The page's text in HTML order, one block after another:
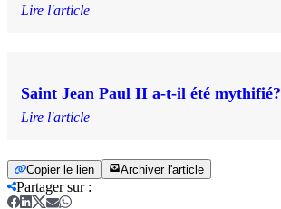
Lire l'article
Saint Jean Paul II a-t-il été mythifié?
Lire l'article
Copier le lien Archiver l'article
Partager sur: